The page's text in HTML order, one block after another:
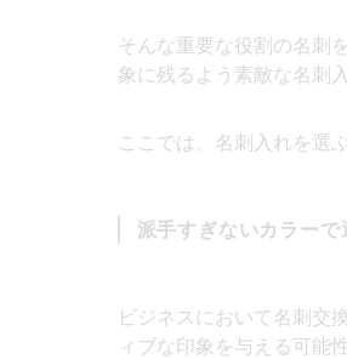
そんな重要な役割の名刺
象に残るよう素敵な名刺
ここでは、名刺入れを選
派手すぎないカラーで
ビジネスにおいて名刺交
ィブな印象を与える可能